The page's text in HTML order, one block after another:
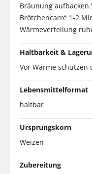
Bräunung
Brötchencarré 1-2
Wärmeverteilung
Haltbarkeit &
Vor Wärme schützen
Lebensmittelformat
haltbar
Ursprungskorn
Weizen
Zubereitung